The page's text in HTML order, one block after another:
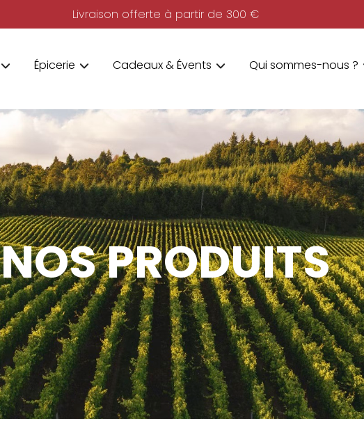
Livraison offerte à partir de 300 €
Épicerie Cadeaux & Évents Qui sommes-nous ?
NOS PRODUITS